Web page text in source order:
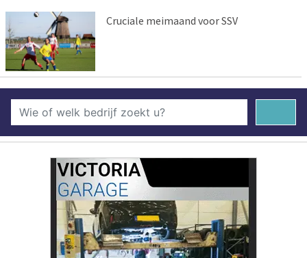
Cruciale meimaand voor SSV